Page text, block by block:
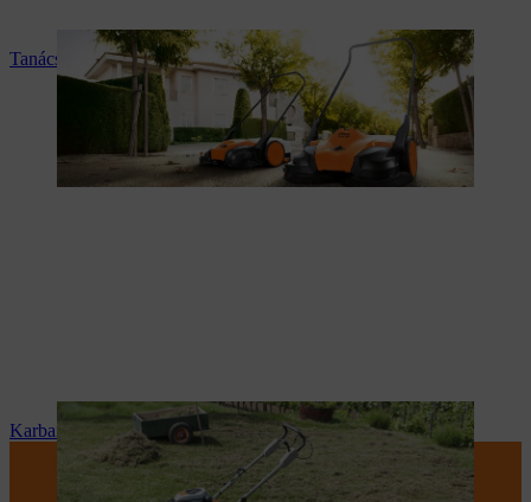
Tanácsadás és termékismertetés
Karbantartás és javítás